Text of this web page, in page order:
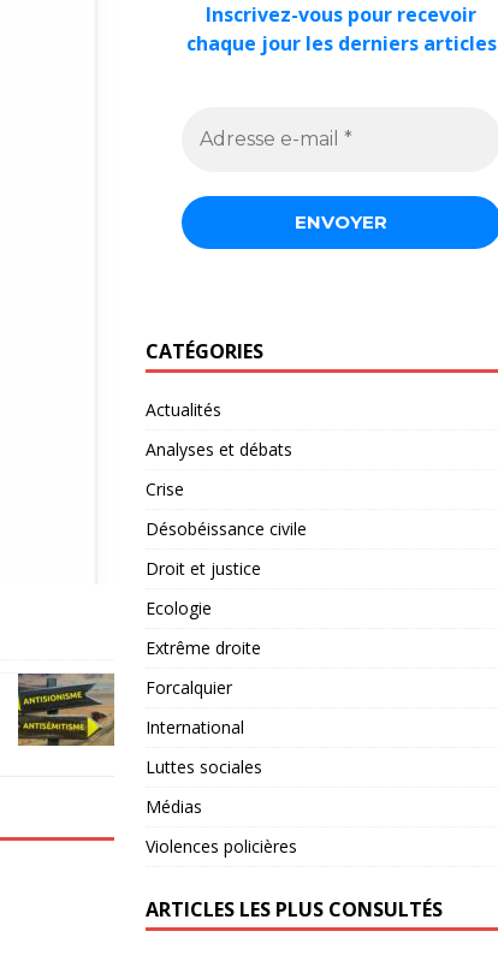
Inscrivez-vous pour recevoir
chaque jour les derniers articles
CATÉGORIES
Actualités
Analyses et débats
Crise
Désobéissance civile
Droit et justice
Ecologie
Extrême droite
Forcalquier
International
Luttes sociales
Médias
Violences policières
ARTICLES LES PLUS CONSULTÉS